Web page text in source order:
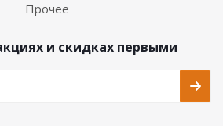
Прочее
и скидках первыми